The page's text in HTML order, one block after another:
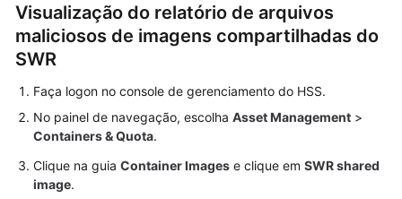
Visualização do relatório de arquivos
maliciosos de imagens compartilhadas do
SWR
Faça logon no console de gerenciamento do HSS.
No painel de navegação, escolha Asset Management >
Containers & Quota.
Clique na guia Container Images e clique em SWR shared
image.